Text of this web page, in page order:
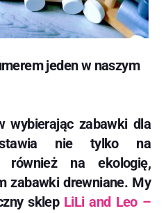
jeden w naszym
wybierając zabawki dla
nie tylko na
również na ekologię,
zabawki drewniane. My
sklep LiLi and Leo –